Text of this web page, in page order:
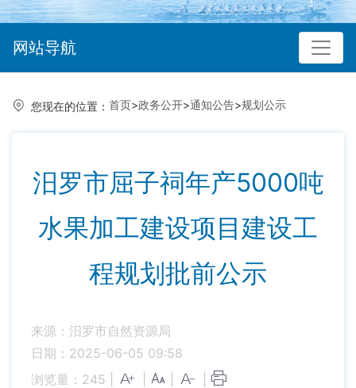
网站导航
您现在的位置： 首页>政务公开>通知公告>规划公示
汨罗市屈子祠年产5000吨
水果加工建设项目建设工
程规划批前公示
来源：汨罗市自然资源局
日期：2025-06-05 09:58
浏览量： 245